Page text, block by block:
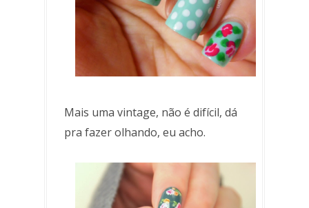
Mais uma vintage, não é difícil, dá
pra fazer olhando, eu acho.